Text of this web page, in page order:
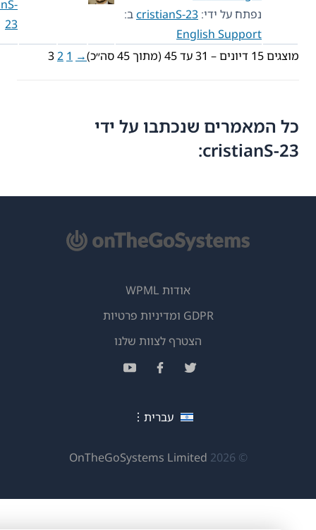
נפתח על ידי:cristianS-23ב:
English Support
cristianS-
45 (מתוך 45 סה״כ) →
1
2
3
המאמרים שנכתבו על ידי
cristianS-
OnTheGoSystems Limited(נפתח
חדש)
עברית
הצטרף לצוות שלנו(נפתח
בחלון
(נפתח(נפתח(נפתח